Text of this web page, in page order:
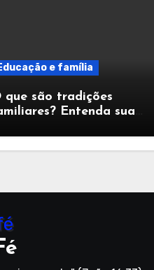
e família
que são tradições
Entenda sua